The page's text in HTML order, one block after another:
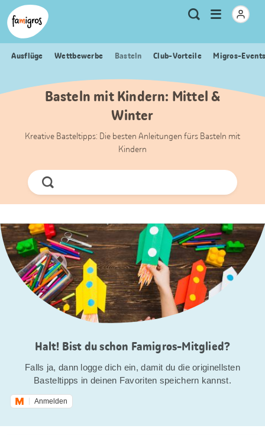
Sprungmarken
Navigation
Header
Logo
Meta
Navigation
Suche
Menu
öffnen
Ausflüge Wettbewerbe Basteln Club-Vorteile Migros-
Basteln mit Kindern: Mittel &
Winter
Kreative Basteltipps: Die besten Anleitungen fürs Basteln mit
Kindern
Jetzt
Suchen
Halt! Bist du schon Famigros-Mitglied?
Falls ja, dann logge dich ein, damit du die originellsten
Basteltipps in deinen Favoriten speichern kannst.
Anmelden